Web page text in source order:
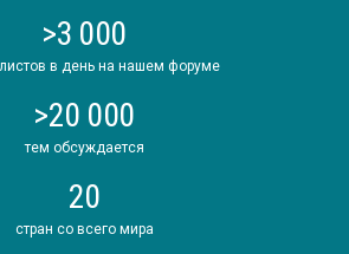
>3 000
в день на нашем форуме
>20 000
тем обсуждается
20
стран со всего мира